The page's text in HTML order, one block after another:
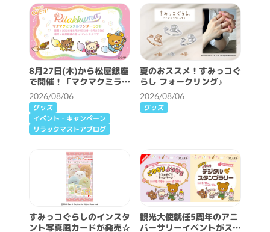
8月27日(木)から松屋銀座
で開催！「マクマクミラク
ルワンダーランド」詳細情
報♪
2026/08/06
グッズ
イベント・キャンペーン
リラックマストアブログ
夏のおススメ！すみっコぐ
らし フォークリング♪
2026/08/06
グッズ
すみっコぐらしのインスタ
ント写真風カードが発売☆
観光大使就任5周年のアニ
バーサリーイベントがスタ